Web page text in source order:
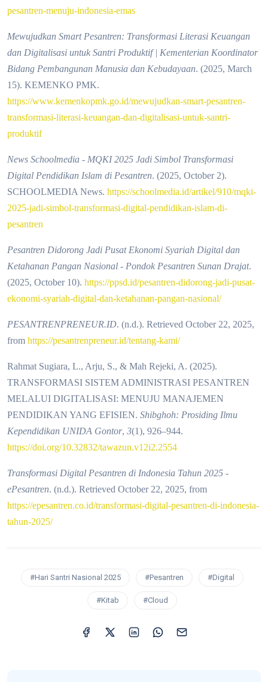
pesantren-menuju-indonesia-emas
Mewujudkan Smart Pesantren: Transformasi Literasi Keuangan
dan Digitalisasi untuk Santri Produktif | Kementerian Koordinator
Bidang Pembangunan Manusia dan Kebudayaan. (2025, March
15). KEMENKO PMK.
https://www.kemenkopmk.go.id/mewujudkan-smart-pesantren-
transformasi-literasi-keuangan-dan-digitalisasi-untuk-santri-
produktif
News Schoolmedia - MQKI 2025 Jadi Simbol Transformasi
Digital Pendidikan Islam di Pesantren. (2025, October 2).
SCHOOLMEDIA News. https://schoolmedia.id/artikel/910/mqki-
2025-jadi-simbol-transformasi-digital-pendidikan-islam-di-
pesantren
Pesantren Didorong Jadi Pusat Ekonomi Syariah Digital dan
Ketahanan Pangan Nasional - Pondok Pesantren Sunan Drajat.
(2025, October 10). https://ppsd.id/pesantren-didorong-jadi-pusat-
ekonomi-syariah-digital-dan-ketahanan-pangan-nasional/
PESANTRENPRENEUR.ID. (n.d.). Retrieved October 22, 2025,
from https://pesantrenpreneur.id/tentang-kami/
Rahmat Sugiara, L., Arju, S., & Mah Rejeki, A. (2025).
TRANSFORMASI SISTEM ADMINISTRASI PESANTREN
MELALUI DIGITALISASI: MENUJU MANAJEMEN
PENDIDIKAN YANG EFISIEN. Shibghoh: Prosiding Ilmu
Kependidikan UNIDA Gontor, 3(1), 926–944.
https://doi.org/10.32832/tawazun.v12i2.2554
Transformasi Digital Pesantren di Indonesia Tahun 2025 -
ePesantren. (n.d.). Retrieved October 22, 2025, from
https://epesantren.co.id/transformasi-digital-pesantren-di-indonesia-
tahun-2025/
#Hari Santri Nasional 2025 #Pesantren #Digital
#Kitab #Cloud